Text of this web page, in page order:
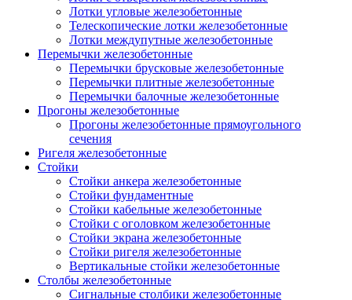
Лотки угловые железобетонные
Телескопические лотки железобетонные
Лотки междупутные железобетонные
Перемычки железобетонные
Перемычки брусковые железобетонные
Перемычки плитные железобетонные
Перемычки балочные железобетонные
Прогоны железобетонные
Прогоны железобетонные прямоугольного
сечения
Ригеля железобетонные
Стойки
Стойки анкера железобетонные
Стойки фундаментные
Стойки кабельные железобетонные
Стойки с оголовком железобетонные
Стойки экрана железобетонные
Стойки ригеля железобетонные
Вертикальные стойки железобетонные
Столбы железобетонные
Сигнальные столбики железобетонные